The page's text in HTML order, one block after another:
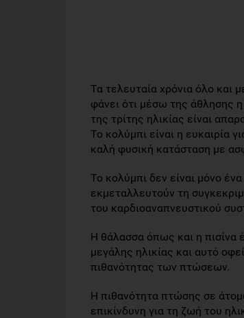
Τα τελευταία χρόνια όλο και
φάνει ότι μέσω της άθλησης
της τρίτης ηλικίας είναι
Το κολύμπι είναι η ευκαιρία
καλή φυσική κατάσταση με
Το κολύμπι δεν είναι μόνο
εκμεταλλευτούν τη
του καρδιοαναπνευστικού
Η θάλασσα όπως και η πισίνα
μεγάλης ηλικίας και αυτό
πιθανότητας των πτώσεων.
Η πιθανότητα πτώσης σε
επικίνδυνη για τη ζωή του